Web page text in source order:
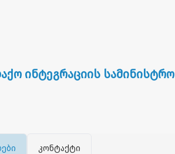
ინტეგრაციის სამინისტრო
კონტაქტი